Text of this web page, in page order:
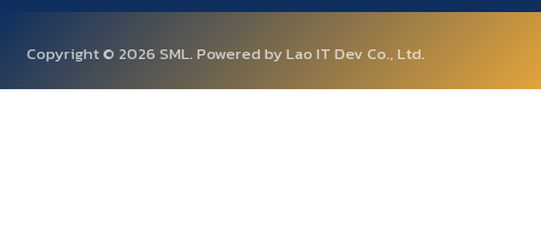
Copyright © 2026 SML. Powered by Lao IT Dev Co., Ltd.